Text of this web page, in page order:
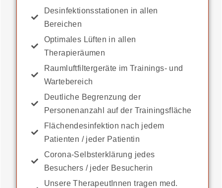
Desinfektionsstationen in allen
Bereichen
Optimales Lüften in allen
Therapieräumen
Raumluftfiltergeräte im Trainings- und
Wartebereich
Deutliche Begrenzung der
Personenanzahl auf der Trainingsfläche
Flächendesinfektion nach jedem
Patienten / jeder Patientin
Corona-Selbsterklärung jedes
Besuchers / jeder Besucherin
Unsere TherapeutInnen tragen med.